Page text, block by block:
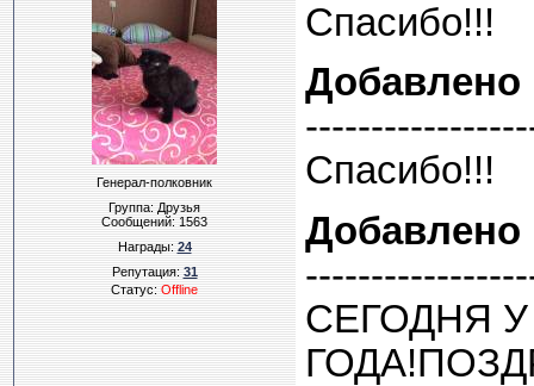
Генерал-полковник
Группа: Друзья
Сообщений:1563
Награды:24
Репутация:31
Статус:Offline
Спасибо!!!
Добавлено
Спасибо!!!
Добавлено
СЕГОДНЯ